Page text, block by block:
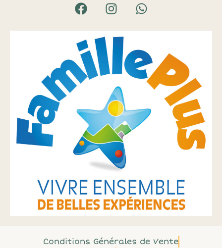
Conditions Générales de Vente